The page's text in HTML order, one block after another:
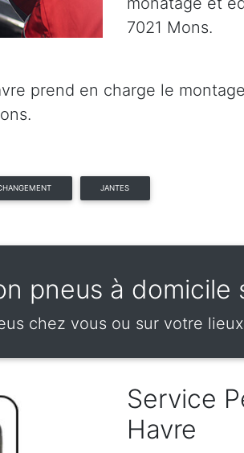
7021 Mons.
prend en charge le
JANTES
pneus à domicile
chez vous ou sur votre
Service
Havre